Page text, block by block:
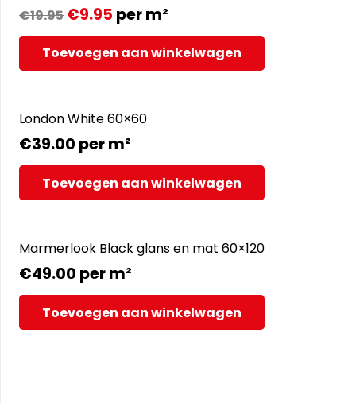
€19.95 €9.95 per m²
Toevoegen aan winkelwagen
London White 60×60
€39.00 per m²
Toevoegen aan winkelwagen
Marmerlook Black glans en mat 60×120
€49.00 per m²
Toevoegen aan winkelwagen